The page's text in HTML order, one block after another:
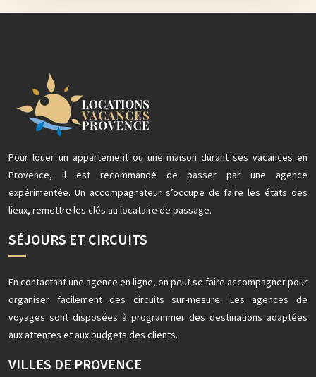
Pour louer un appartement ou une maison durant ses vacances en
Provence, il est recommandé de passer par une agence
expérimentée. Un accompagnateur s’occupe de faire les états des
lieux, remettre les clés au locataire de passage.
SÉJOURS ET CIRCUITS
En contactant une agence en ligne, on peut se faire accompagner pour
organiser facilement des circuits sur-mesure. Les agences de
voyages sont disposées à programmer des destinations adaptées
aux attentes et aux budgets des clients.
VILLES DE PROVENCE